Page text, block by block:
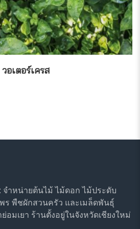
วอเตอร์เครส
จำหน่ายต้นไม้ ไม้ดอก ไม้ประดับ
ร พืชผักสวนครัว และเมล็ดพันธุ์
มเยา ร้านตั้งอยู่ในจังหวัดเชียงใหม่